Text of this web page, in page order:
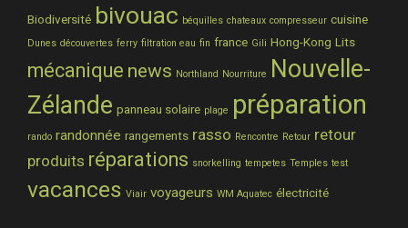
Biodiversité bivouac béquilles chateaux compresseur cuisine
Dunes découvertes ferry filtration eau fin france Gili Hong-Kong Lits
mécanique news Northland Nourriture Nouvelle-
Zélande panneau solaire plage préparation
rando randonnée rangements rasso Rencontre Retour retour
produits réparations snorkelling tempetes Temples test
vacances Viair voyageurs WM Aquatec électricité